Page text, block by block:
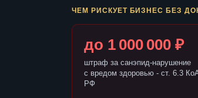
ЧЕМ РИСКУЕТ БИЗНЕС БЕЗ
до 1 000 000 ₽
штраф за санэпид-нарушение
с вредом здоровью - ст. 6.3
РФ